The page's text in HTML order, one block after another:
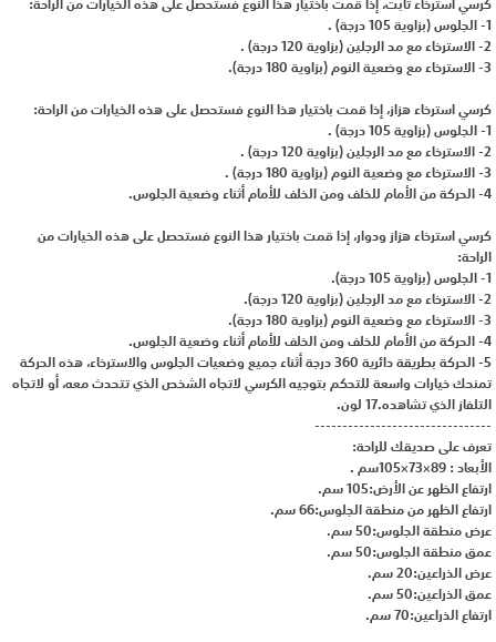
1- الجلوس (بزاوية 105 درجة) .
2- الاسترخاء مع مد الرجلين (بزاوية 120 درجة) .
3- الاسترخاء مع وضعية النوم (بزاوية 180 درجة).
كرسي استرخاء هزاز، إذا قمت باختيار هذا النوع فستحصل على هذه الخيارات من الراحة:
1- الجلوس (بزاوية 105 درجة) .
2- الاسترخاء مع مد الرجلين (بزاوية 120 درجة) .
3- الاسترخاء مع وضعية النوم (بزاوية 180 درجة) .
4- الحركة من الأمام للخلف ومن الخلف للأمام أثناء وضعية الجلوس.
كرسي استرخاء هزاز ودوار، إذا قمت باختيار هذا النوع فستحصل على هذه الخيارات من
الراحة:
1- الجلوس (بزاوية 105 درجة).
2- الاسترخاء مع مد الرجلين (بزاوية 120 درجة).
3- الاسترخاء مع وضعية النوم (بزاوية 180 درجة).
4- الحركة من الأمام للخلف ومن الخلف للأمام أثناء وضعية الجلوس.
5- الحركة بطريقة دائرية 360 درجة أثناء جميع وضعيات الجلوس والاسترخاء، هذه الحركة
تمنحك خيارات واسعة للتحكم بتوجيه الكرسي لاتجاه الشخص الذي تتحدث معه، أو لاتجاه
التلفاز الذي تشاهده.17 لون.
--------------------------------
تعرف على صديقك للراحة:
الأبعاد : 89×73×105سم .
ارتفاع الظهر عن الأرض:105 سم.
ارتفاع الظهر من منطقة الجلوس:66 سم.
عرض منطقة الجلوس:50 سم.
عمق منطقة الجلوس:50 سم.
عرض الذراعين:20 سم.
عمق الذراعين:50 سم.
ارتفاع الذراعين:70 سم.